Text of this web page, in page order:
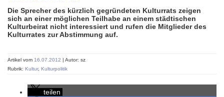
Die Sprecher des kürzlich gegründeten Kulturrats zeigen
sich an einer möglichen Teilhabe an einem städtischen
Kulturbeirat nicht interessiert und rufen die Mitglieder des
Kulturrates zur Abstimmung auf.
Artikel vom 16.07.2012 | Autor: sz
Rubrik: Kultur, Kulturpolitik
teilen